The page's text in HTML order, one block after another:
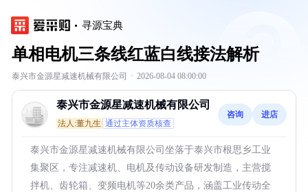
寻源宝典
单相电机三条线红蓝白线接法解析
泰兴市金源星减速机械有限公司 · 2026-08-04 08:00:00
泰兴市金源星减速机械有限公司
法人:董九生 通过主体资质核查
咨询 进店
泰兴市金源星减速机械有限公司坐落于泰兴市根思乡工业
集聚区，专注减速机、电机及传动设备研发制造，主营搅
拌机、齿轮箱、变频电机等20余类产品，涵盖工业传动全